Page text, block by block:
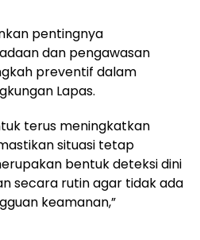
pentingnya
dan pengawasan
preventif dalam
Lapas.
terus meningkatkan
situasi tetap
bentuk deteksi dini
secara rutin agar tidak ada
keamanan,”